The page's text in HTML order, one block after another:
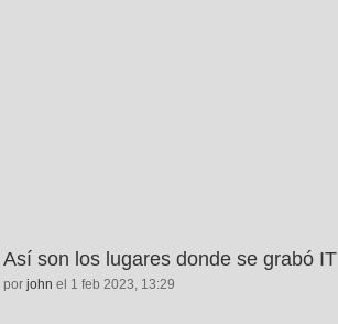
Así son los lugares donde se grabó IT
por john el 1 feb 2023, 13:29